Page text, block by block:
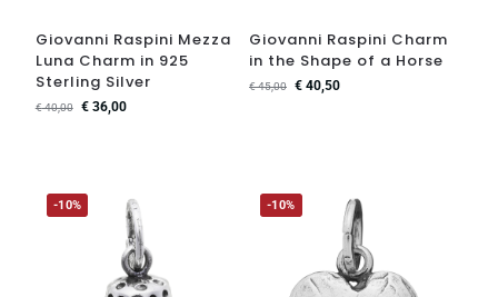
Giovanni Raspini Mezza
Luna Charm in 925
Sterling Silver
€40,00 €36,00
Giovanni Raspini Charm
in the Shape of a Horse
€45,00 € 40,50
-10% -10%